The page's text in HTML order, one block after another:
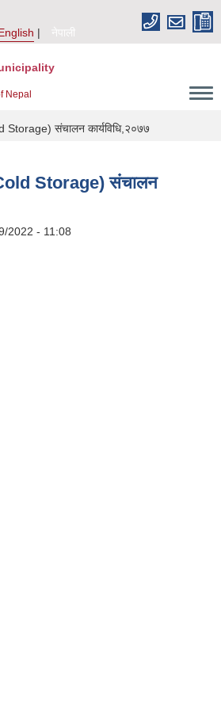
नेपाली
Nepal
Storage) संचालन कार्यविधि,२०७७
Storage) संचालन
2022 - 11:08